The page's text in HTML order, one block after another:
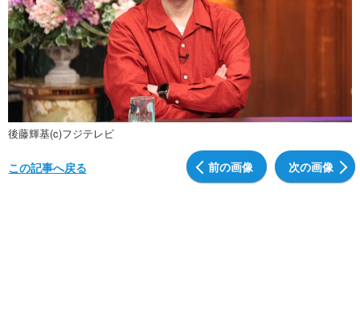
後藤輝基(c)フジテレビ
前の画像 次の画像
この記事へ戻る